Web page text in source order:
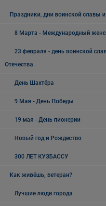
Праздники, дни воинской славы
8 Марта - Международный
23 февраля - день воинской
Отечества
День Шахтёра
9 Мая - День Победы
19 мая - День пионерии
Новый год и Рождество
300 ЛЕТ КУЗБАССУ
Как живёшь, ветеран?
Лучшие люди города